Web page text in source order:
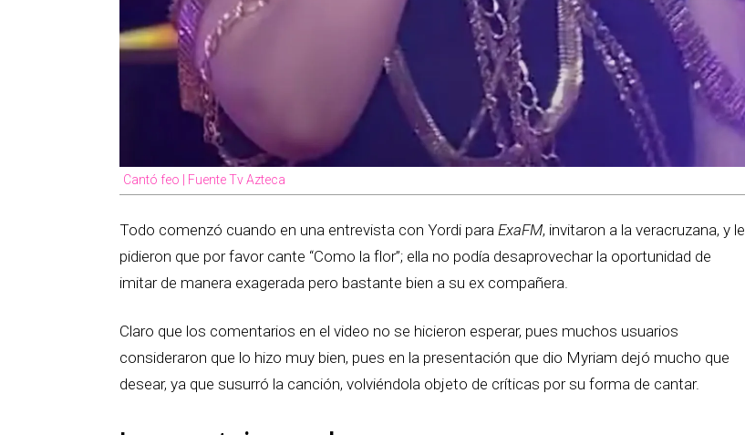
Cantó feo | Fuente Tv Azteca
Todo comenzó cuando en una entrevista con Yordi para ExaFM, invitaron a la veracruzana, y le
pidieron que por favor cante “Como la flor”; ella no podía desaprovechar la oportunidad de
imitar de manera exagerada pero bastante bien a su ex compañera.
Claro que los comentarios en el video no se hicieron esperar, pues muchos usuarios
consideraron que lo hizo muy bien, pues en la presentación que dio Myriam dejó mucho que
desear, ya que susurró la canción, volviéndola objeto de críticas por su forma de cantar.